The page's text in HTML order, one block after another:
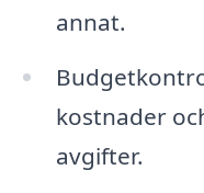
annat.
kostnader
avgifter.